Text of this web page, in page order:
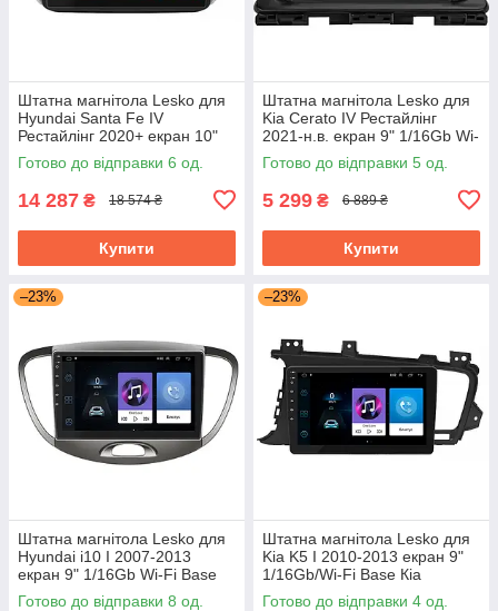
Штатна магнітола Lesko для
Hyundai Santa Fe IV
Рестайлінг 2020+ екран 10"
4/64Gb CarPlay 4G Wi-Fi GPS
Prime
Готово до відправки 6 од.
14 287 ₴ 18 574 ₴
Купити
Штатна магнітола Lesko для
Kia Cerato IV Рестайлінг
2021-н.в. екран 9" 1/16Gb Wi-
Fi GPS Base
Готово до відправки 5 од.
5 299 ₴ 6 889 ₴
Купити
–23%
Штатна магнітола Lesko для
Hyundai i10 I 2007-2013
екран 9" 1/16Gb Wi-Fi Base
Хюндай Android
Готово до відправки 8 од.
–23%
Штатна магнітола Lesko для
Kia K5 I 2010-2013 екран 9"
1/16Gb/Wi-Fi Base Кіа
Готово до відправки 4 од.